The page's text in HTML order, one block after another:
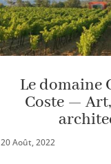
Le domaine
Coste —
20 Août, 2022